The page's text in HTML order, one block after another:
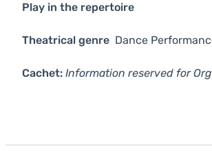
Play in the repertoire
Theatrical genre Dance
Cachet: Information reserved for